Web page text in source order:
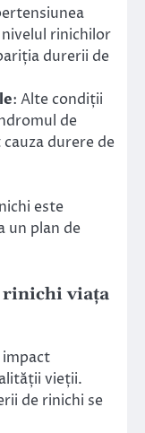
nivelul rinichilor
durerii de
: Alte condiții
de
durere de
este
un plan de
rinichi viața
impact
vieții.
de rinichi se